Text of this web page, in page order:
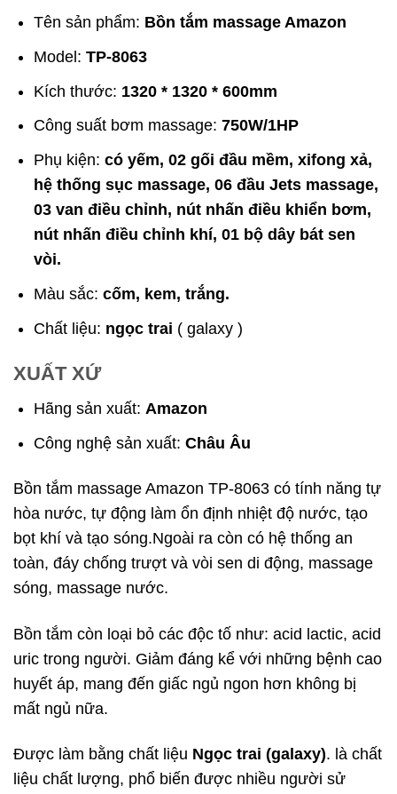
Tên sản phẩm: Bồn tắm massage Amazon
Model:TP-8063
Kích thước: 1320 * 1320 * 600mm
Công suất bơm massage:750W/1HP
Phụ kiện:có yếm, 02 gối đầu mềm, xifong xả,
hệ thống sục massage, 06 đầu Jets massage,
03 van điều chỉnh, nút nhấn điều khiển bơm,
nút nhấn điều chỉnh khí, 01 bộ dây bát sen
vòi.
Màu sắc: cốm, kem, trắng.
Chất liệu: ngọc trai ( galaxy )
XUẤT XỨ
Hãng sản xuất:Amazon
Công nghệ sản xuất:Châu Âu
Bồn tắm massage Amazon TP-8063 có tính năng tự
hòa nước, tự động làm ổn định nhiệt độ nước, tạo
bọt khí và tạo sóng.Ngoài ra còn có hệ thống an
toàn, đáy chống trượt và vòi sen di động, massage
sóng, massage nước.
Bồn tắm còn loại bỏ các độc tố như: acid lactic, acid
uric trong người. Giảm đáng kể với những bệnh cao
huyết áp, mang đến giấc ngủ ngon hơn không bị
mất ngủ nữa.
Được làm bằng chất liệu Ngọc trai (galaxy). là chất
liệu chất lượng, phổ biến được nhiều người sử